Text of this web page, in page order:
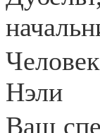
Нэли
Ваш